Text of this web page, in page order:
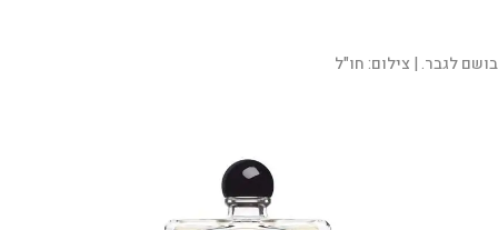
בושם לגבר. | צילום:חו"ל